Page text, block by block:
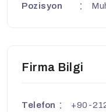
Pozisyon
Firma Bilgi
Telefon +90-